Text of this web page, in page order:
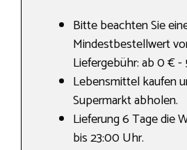
Bitte beachten Sie
Mindestbestellwert
Liefergebühr: ab 0 € -
Lebensmittel kaufen
Supermarkt abholen.
Lieferung 6 Tage die
bis 23:00 Uhr.